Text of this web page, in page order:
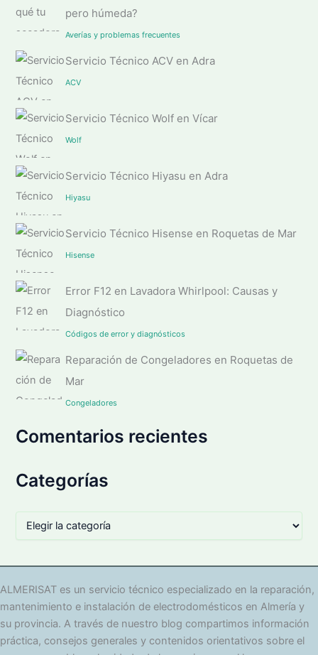
pero húmeda?
Averías y problemas frecuentes
Servicio Técnico ACV en Adra
ACV
Servicio Técnico Wolf en Vícar
Wolf
Servicio Técnico Hiyasu en Adra
Hiyasu
Servicio Técnico Hisense en Roquetas de Mar
Hisense
Error F12 en Lavadora Whirlpool: Causas y
Diagnóstico
Códigos de error y diagnósticos
Reparación de Congeladores en Roquetas de
Mar
Congeladores
Comentarios recientes
Categorías
o
r
a
s
ALMERISAT es un servicio técnico especializado en la reparación,
mantenimiento e instalación de electrodomésticos en Almería y
su provincia. A través de nuestro blog compartimos información
práctica, consejos generales y contenidos orientativos sobre el